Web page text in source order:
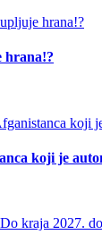
hrana!?
koji je